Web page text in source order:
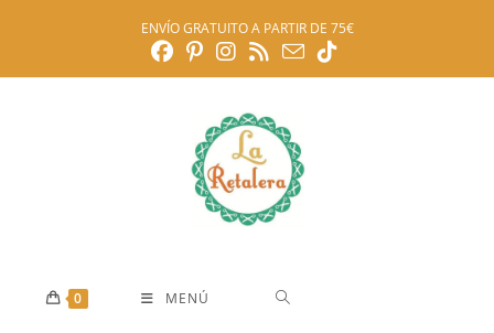
ENVÍO GRATUITO A PARTIR DE 75€
0 MENÚ